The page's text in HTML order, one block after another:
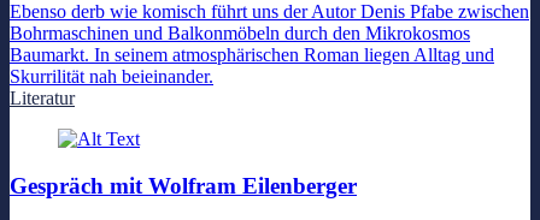
Ebenso derb wie komisch führt uns der Autor Denis Pfabe zwischen
Bohrmaschinen und Balkonmöbeln durch den Mikrokosmos
Baumarkt. In seinem atmosphärischen Roman liegen Alltag und
Skurrilität nah beieinander.
Literatur
Gespräch mit Wolfram Eilenberger